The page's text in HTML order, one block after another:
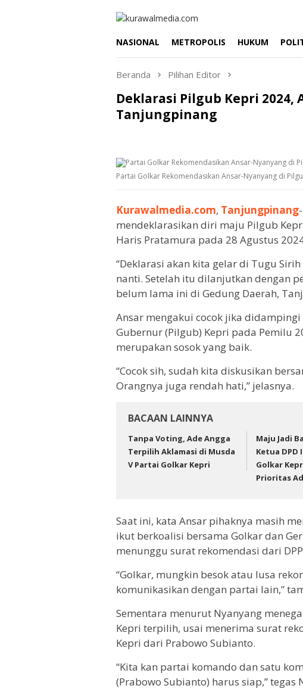
NASIONAL METROPOLIS HUKUM
Beranda Pilihan Editor
Deklarasi Pilgub Kepri
Tanjungpinang
Partai Golkar Rekomendasikan Ansar-Nyanyang di
Kurawalmedia.com, Tanjungpinang
mendeklarasikan diri maju Pilgub
Haris Pratamura pada 28 Agustus
“Deklarasi akan kita gelar di Tugu
nanti. Setelah itu dilanjutkan dengan
belum lama ini di Gedung Daerah,
Ansar mengakui cocok jika
Gubernur (Pilgub) Kepri pada Pemilu
merupakan sosok yang baik.
“Cocok sih, sudah kita diskusikan
Orangnya juga rendah hati,” jelasnya.
BACAAN LAINNYA
Tanpa Voting, Ade Angga
Terpilih Aklamasi di Musda
V Partai Golkar Kepri
Maju Jadi
Ketua DPD
Golkar
Prioritas
Saat ini, kata Ansar pihaknya masih
ikut berkoalisi bersama Golkar dan
menunggu surat rekomendasi dari
“Golkar, mungkin besok atau lusa
komunikasikan dengan partai lain,”
Sementara menurut Nyanyang
Kepri terpilih, usai menerima surat
Kepri dari Prabowo Subianto.
“Kita kan partai komando dan satu
(Prabowo Subianto) harus siap,” tegas